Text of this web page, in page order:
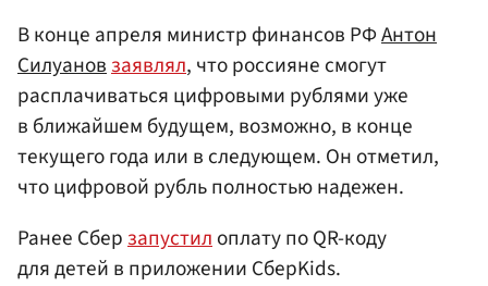
В конце апреля министр финансов РФАнтон
Силуановзаявлял, что россияне смогут
расплачиваться цифровыми рублями уже
в ближайшем будущем, возможно, в конце
текущего года или в следующем. Он отметил,
что цифровой рубль полностью надежен.
Ранее Сберзапустилоплату по QR-коду
для детей в приложении СберKids.